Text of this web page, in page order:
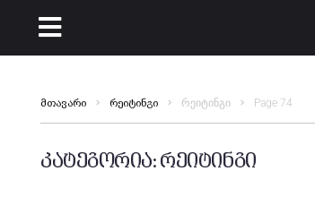
მთავარი რეიტინგი რეიტინგი Page 74
კატეგორია: რეიტინგი